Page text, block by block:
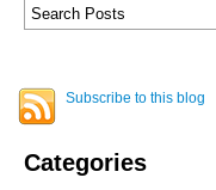
Subscribe to this blog
Categories